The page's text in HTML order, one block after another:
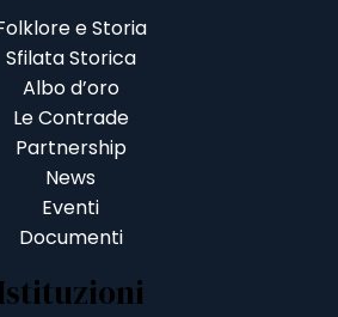
e Storia
Sfilata Storica
Albo d’oro
Le Contrade
Partnership
News
Eventi
Documenti